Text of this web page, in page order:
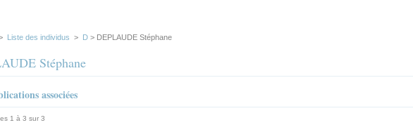
Liste des individus > D > DEPLAUDE Stéphane
Stéphane
associées
1 à 3 sur 3